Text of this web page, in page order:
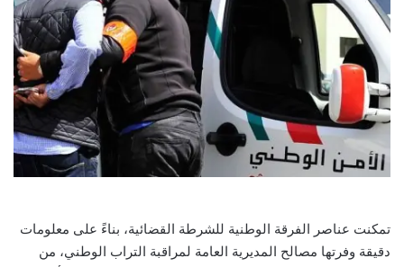
تمكنت عناصر الفرقة الوطنية للشرطة القضائية، بناءً على معلومات
دقيقة وفرتها مصالح المديرية العامة لمراقبة التراب الوطني، من